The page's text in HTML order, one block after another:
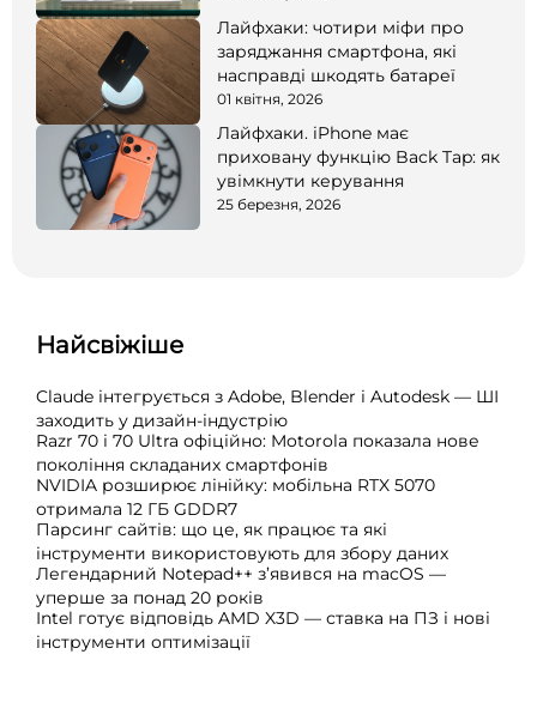
Лайфхаки: чотири міфи про
заряджання смартфона, які
насправді шкодять батареї
01 квітня, 2026
Лайфхаки. iPhone має
приховану функцію Back Tap: як
увімкнути керування
25 березня, 2026
Найсвіжіше
Claude інтегрується з Adobe, Blender і Autodesk — ШІ
заходить у дизайн-індустрію
Razr 70 і 70 Ultra офіційно: Motorola показала нове
покоління складаних смартфонів
NVIDIA розширює лінійку: мобільна RTX 5070
отримала 12 ГБ GDDR7
Парсинг сайтів: що це, як працює та які
інструменти використовують для збору даних
Легендарний Notepad++ з’явився на macOS —
уперше за понад 20 років
Intel готує відповідь AMD X3D — ставка на ПЗ і нові
інструменти оптимізації